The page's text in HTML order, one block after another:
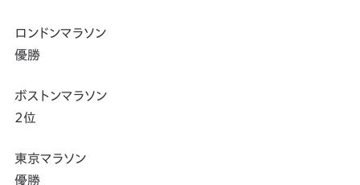
ロンドンマラソン
優勝
ボストンマラソン
2位
東京マラソン
優勝